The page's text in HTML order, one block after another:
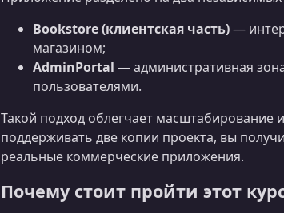
Bookstore (клиентская часть)—
магазином;
AdminPortal — административная
пользователями.
Такой подход облегчает масштабирование
поддерживать две копии проекта, вы
реальные коммерческие приложения.
Почему стоит пройти этот